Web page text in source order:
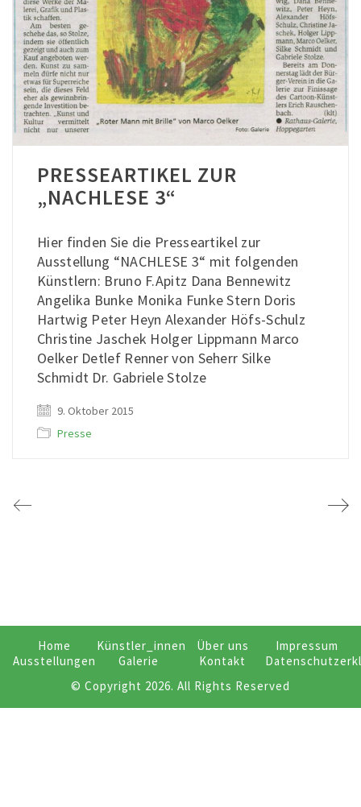
PRESSEARTIKEL ZUR
„NACHLESE 3“
Hier finden Sie die Presseartikel zur
Ausstellung “NACHLESE 3“ mit folgenden
Künstlern: Bruno F.Apitz Dana Bennewitz
Angelika Bunke Monika Funke Stern Doris
Hartwig Peter Heyn Alexander Höfs-Schulz
Christine Jaschek Holger Lippmann Marco
Oelker Detlef Renner von Seherr Silke
Schmidt Dr. Gabriele Stolze
9. Oktober 2015
Presse
Home
Ausstellungen
Künstler_innen
Galerie
Über uns
Kontakt
Impressum
© Copyright 2026. All Rights Reserved